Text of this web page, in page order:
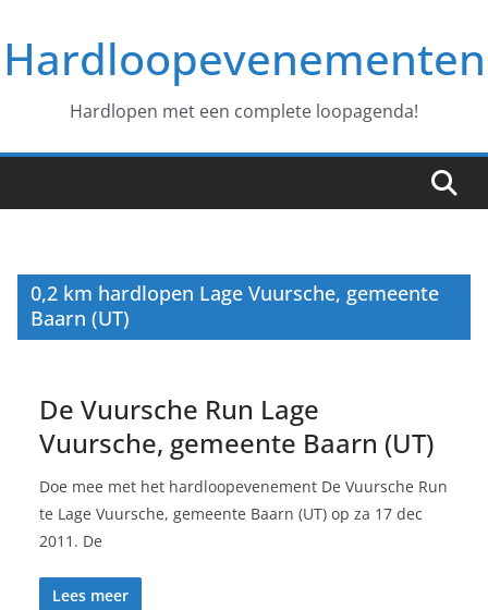
naar
deHardloopevenementen
Hardlopen met een complete loopagenda!
0,2 km hardlopen Lage Vuursche, gemeente
Baarn (UT)
De Vuursche Run Lage
Vuursche, gemeente Baarn (UT)
Doe mee met het hardloopevenement De Vuursche Run
te Lage Vuursche, gemeente Baarn (UT) op za 17 dec
2011. De
Lees meer